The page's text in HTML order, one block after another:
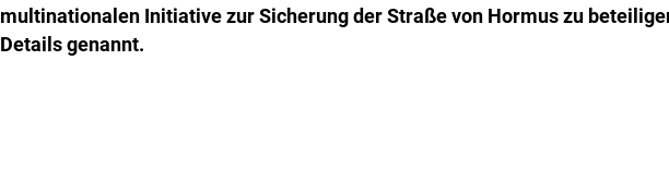
multinationalen Initiative zur Sicherung der Straße von Hormus zu
Details genannt.